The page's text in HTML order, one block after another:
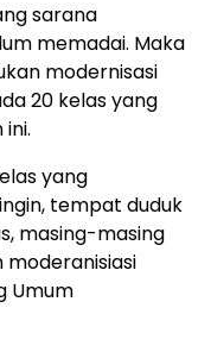
sarana
memadai. Maka
modernisasi
20 kelas yang
yang
tempat duduk
masing-masing
moderanisiasi
Umum